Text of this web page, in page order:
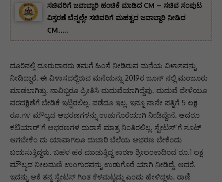
ಸಚಿವರಿಗೆ ಜವಾಬ್ದಾರಿ ಹಂಚಿಕೆ ಮಾಡಿದ CM – ಸಚಿವ ಸಂಪುಟ
ವಿಸ್ತರಣೆ ಬೆನ್ನಲ್ಲೇ ಸಚಿವರಿಗೆ ಮಹತ್ವದ ಜವಾಬ್ದಾರಿ ನೀಡಿದ
CM…..
ದೂರಿನಲ್ಲಿ ದೂರುದಾರರು ತಮಗೆ ಹಿಂಸೆ ನೀಡಿರುವ ಮನೆಯ ವಿಳಾಸವನ್ನು
ನೀಡಿದ್ದಾರೆ. ಈ ವಿಳಾಸದಲ್ಲಿರುವ ಮನೆಯನ್ನು 2019ರ ಜೂನ್ ನಲ್ಲಿ ಮಂಜೂರು
ಮಾಡಲಾಗಿತ್ತು. ನಾವಿಬ್ಬರೂ ಪ್ರೀತಿಸಿ ಮದುವೆಯಾಗಿದ್ದೆವು. ಮದುವೆ ವೇಳೆಯೂ
ವರದಕ್ಷಿಣೆಗೆ ಬೇಡಿಕೆ ಇಟ್ಟಿರಲಿಲ್ಲ. ಪಡೆದೂ ಇಲ್ಲ. ಇನ್ನೂ ನಾನೇ ಪತ್ನಿಗೆ 5 ಲಕ್ಷ
ರೂ.ಗಳ ಮೌಲ್ಯದ ಆಭರಣಗಳನ್ನು ಉಡುಗೊರೆಯಾಗಿ ನೀಡಿದ್ದೇನೆ. ಆದರೂ
ಕಟಿಯಾರ್’ಗೆ ಆಭರಣಗಳ ದುರಾಸೆ ಮಾತ್ರ ನಿಂತಿರಲಿಲ್ಲ. ಸ್ಟೇಟಸ್’ಗೆ ಸೂಟ್
ಆಗಬೇಕೆಂ ದು ಯಾವಾಗಲೂ ದುಬಾರಿ ಬೆಲೆಯ ಆಭರಣ ಬೇಕೆಂದು
ಬಯಸುತ್ತಿದ್ದಳು. ಬಹಳ ಹಠ ಮಾಡುತ್ತಿದ್ದ ಕಾರಣ ಶ್ರೀಲಂಕಾದಿಂದ ರೂ.1 ಲಕ್ಷ
ಮೌಲ್ಯದ ನೀಲಮಣಿ ಉಂಗುರವನ್ನು ಉಡುಗೊರೆ ಯಾಗಿ ನೀಡಿದ್ದೆ. ಆದರೆ.
ಇದನ್ನು ಆಕೆ ತನ್ನ ಸ್ಟೇಟಸ್ ಗಿಂತ ಕೆಳಮಟ್ಟದ್ದು ಎಂದು ಹೇಳಿದ್ದಳು. ರಾಣಿ